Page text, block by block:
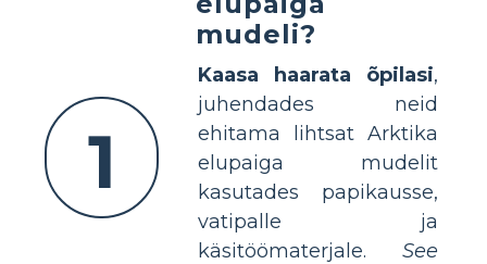
1
mudeli?
Kaasa haarata õpilasi,
juhendades neid
ehitama lihtsat Arktika
elupaiga mudelit
kasutades papikausse,
vatipalle ja
käsitöömaterjale. See